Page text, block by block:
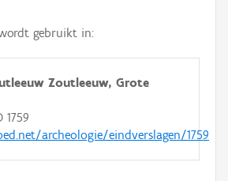
gebruikt in:
Zoutleeuw, Grote
1759
archeologie/eindverslagen/1759